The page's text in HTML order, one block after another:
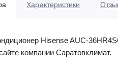
Характеристики
Hisense AUC-
компании Саратовклимат.